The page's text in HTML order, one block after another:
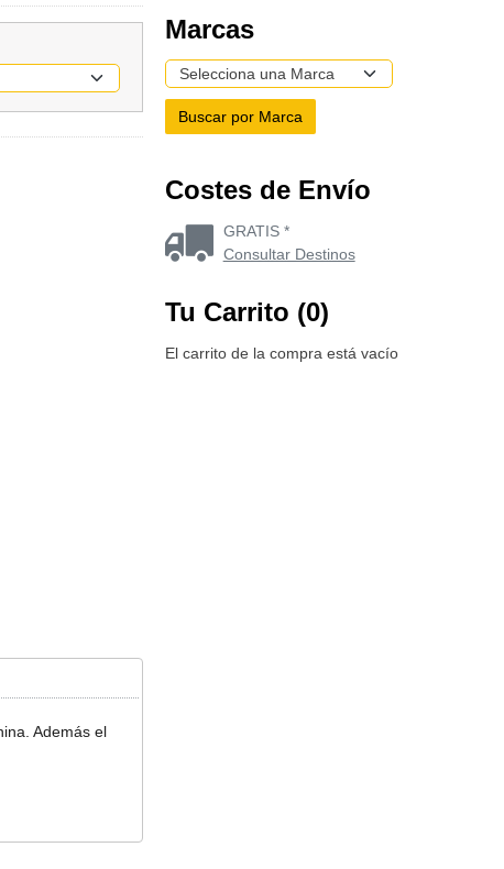
Además el
Marcas
Costes de Envío
GRATIS *
Consultar Destinos
Tu Carrito (0)
El carrito de la compra está vacío